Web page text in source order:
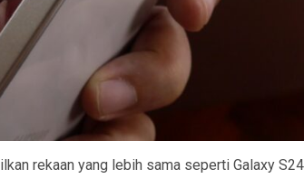
rekaan yang lebih sama seperti Galaxy